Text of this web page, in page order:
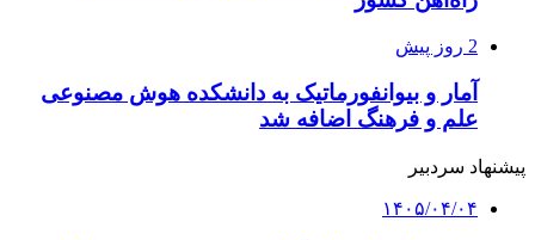
2 روز پیش
آمار و بیوانفورماتیک به دانشکده هوش مصنوعی
علم و فرهنگ اضافه شد
پیشنهاد سردبیر
۱۴۰۵/۰۴/۰۴